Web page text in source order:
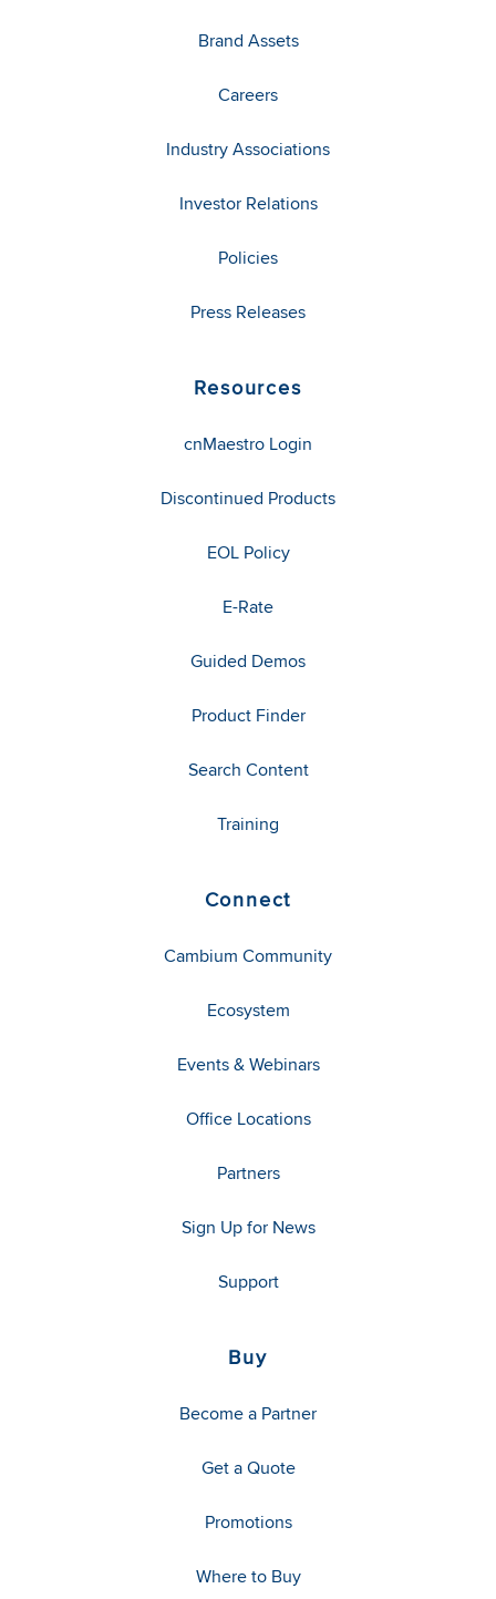
Brand Assets
Careers
Industry Associations
Investor Relations
Policies
Press Releases
Resources
cnMaestro Login
Discontinued Products
EOL Policy
E-Rate
Guided Demos
Product Finder
Search Content
Training
Connect
Cambium Community
Ecosystem
Events & Webinars
Office Locations
Partners
Sign Up for News
Support
Buy
Become a Partner
Get a Quote
Promotions
Where to Buy